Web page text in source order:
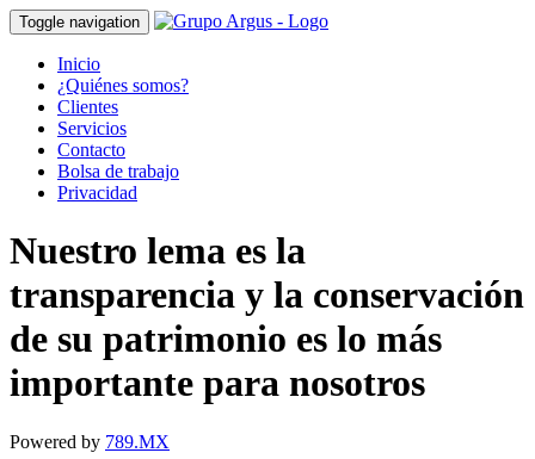
Toggle navigation
Inicio
¿Quiénes somos?
Clientes
Servicios
Contacto
Bolsa de trabajo
Privacidad
Nuestro lema es la
transparencia y la conservación
de su patrimonio es lo más
importante para nosotros
Powered by 789.MX